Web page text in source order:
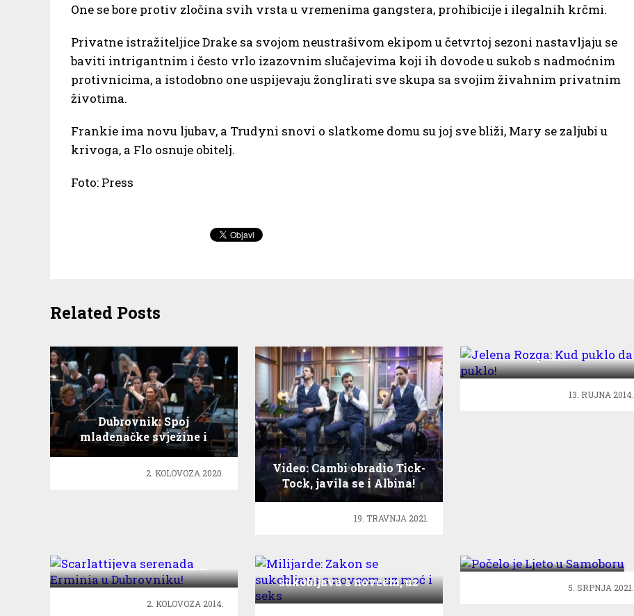
One se bore protiv zločina svih vrsta u vremenima gangstera, prohibicije i ilegalnih krčmi.
Privatne istražiteljice Drake sa svojom neustrašivom ekipom u četvrtoj sezoni nastavljaju se
baviti intrigantnim i često vrlo izazovnim slučajevima koji ih dovode u sukob s nadmoćnim
protivnicima, a istodobno one uspijevaju žonglirati sve skupa sa svojim živahnim privatnim
životima.
Frankie ima novu ljubav, a Trudyni snovi o slatkome domu su joj sve bliži, Mary se zaljubi u
krivoga, a Flo osnuje obitelj.
Foto: Press
Related Posts
Dubrovnik: Spoj
mladenačke svježine i
glazbene zrelosti oduševio
publiku2. KOLOVOZA 2020.
Video: Cambi obradio Tick-
Tock, javila se i Albina!
19. TRAVNJA 2021.
puklo!
13. RUJNA 2014.
Erminia u Dubrovniku!
2. KOLOVOZA 2014.
Milijarde: Zakon se
sukobljava s novcem, uz
moć i seks
5. SRPNJA 2021.